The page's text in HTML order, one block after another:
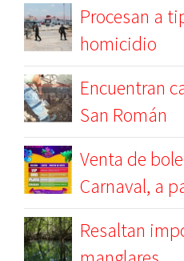
Procesan a
homicidio
Encuentran
San Román
Venta de
Carnaval, a
Resaltan